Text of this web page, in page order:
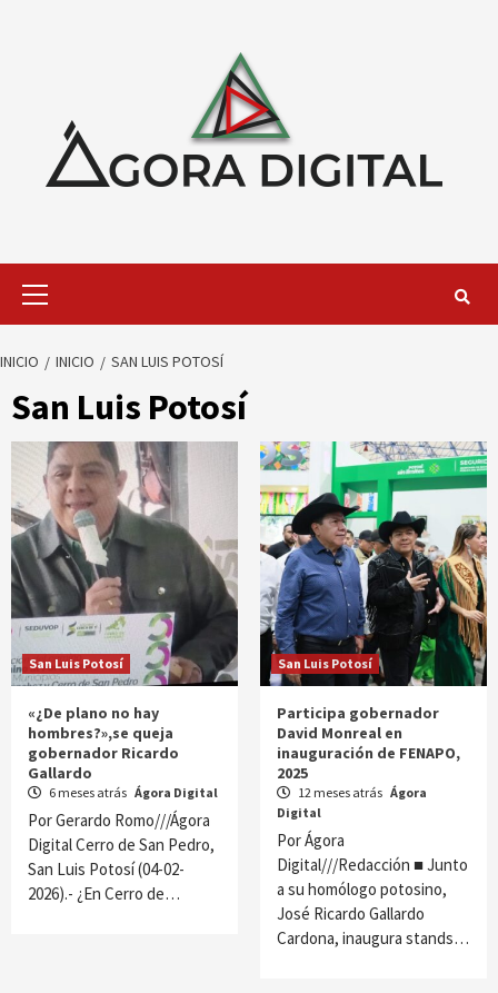
INICIO INICIO SAN LUIS POTOSÍ
San Luis Potosí
San Luis Potosí
«¿De plano no hay
hombres?»,se queja
gobernador Ricardo
Gallardo
6 meses atrás Ágora Digital
Por Gerardo Romo///Ágora
Digital Cerro de San Pedro,
San Luis Potosí (04-02-
2026).- ¿En Cerro de…
San Luis Potosí
Participa gobernador
David Monreal en
inauguración de FENAPO,
2025
12 meses atrás Ágora
Digital
Por Ágora
Digital///Redacción ■ Junto
a su homólogo potosino,
José Ricardo Gallardo
Cardona, inaugura stands…